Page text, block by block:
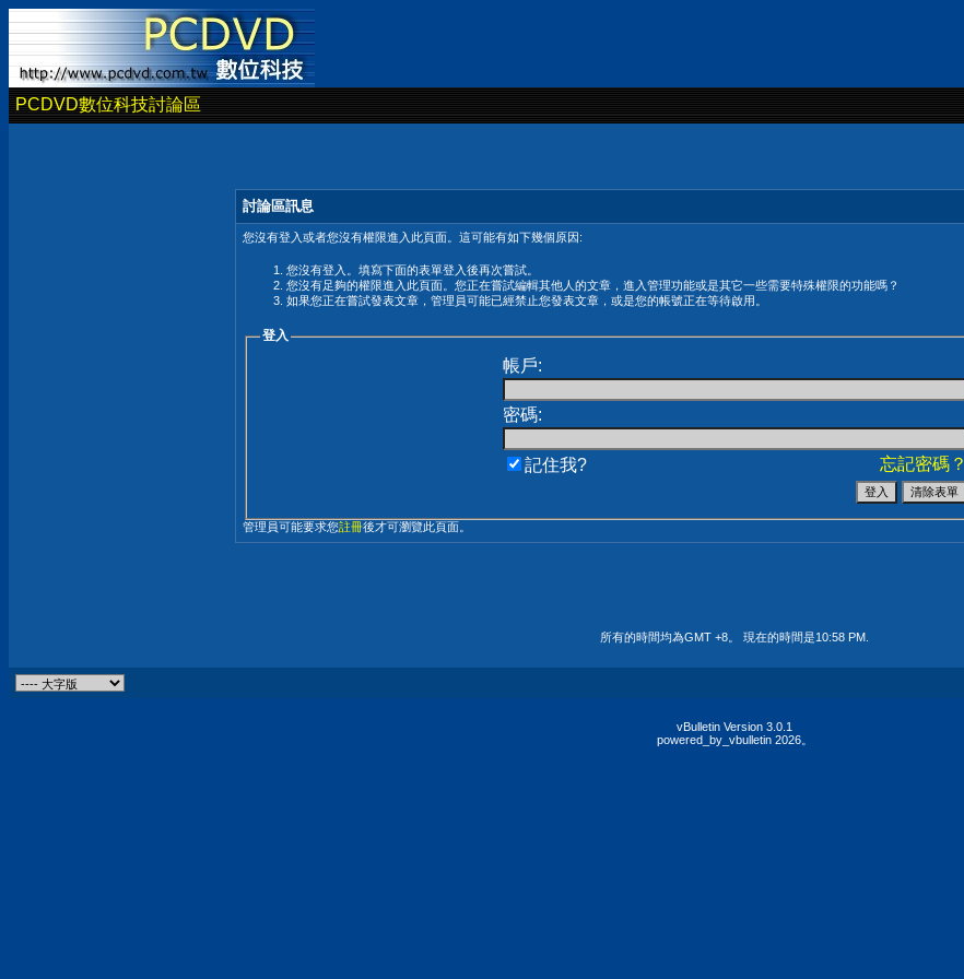
PCDVD數位科技討論區
討論區訊息
您沒有登入或者您沒有權限進入此頁面。這可能有如下幾個原因:
您沒有登入。填寫下面的表單登入後再次嘗試。
您沒有足夠的權限進入此頁面。您正在嘗試編輯其他人的文章，進入管理功能或是其它一些需要特殊權限的功能嗎？
如果您正在嘗試發表文章，管理員可能已經禁止您發表文章，或是您的帳號正在等待啟用。
登入
帳戶:
密碼:
忘記密碼？
記住我?
管理員可能要求您註冊後才可瀏覽此頁面。
所有的時間均為GMT +8。 現在的時間是10:58 PM
vBulletin Version 3.0.1
powered_by_vbulletin 2026。